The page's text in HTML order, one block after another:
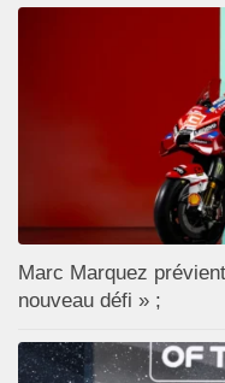
Marc Marquez
nouveau défi » ;